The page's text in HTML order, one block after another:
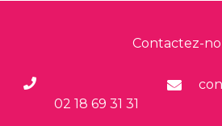
Contactez-
02 18 69 31 31